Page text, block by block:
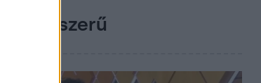
Népszerű